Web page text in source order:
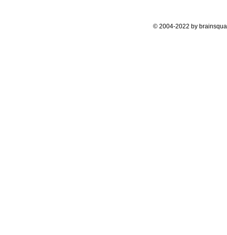
© 2004-2022 by